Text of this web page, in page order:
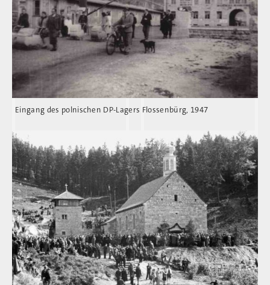
Eingang des polnischen DP-Lagers Flossenbürg, 1947